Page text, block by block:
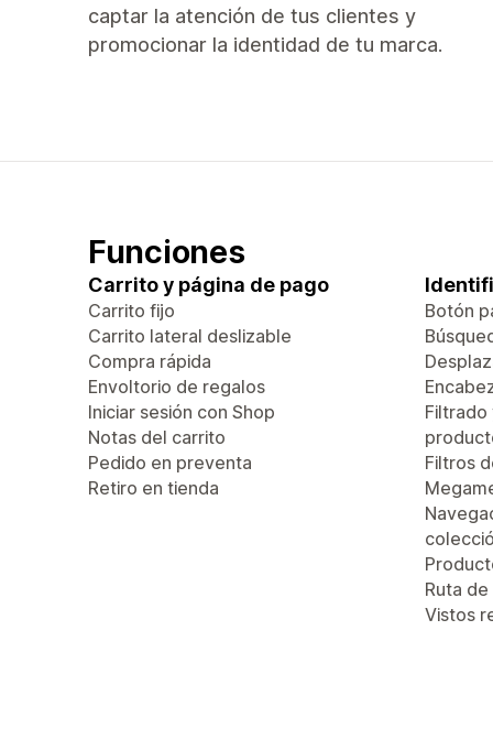
captar la atención de tus clientes y
promocionar la identidad de tu marca.
Funciones
Carrito y página de pago
Carrito fijo
Carrito lateral deslizable
Compra rápida
Envoltorio de regalos
Iniciar sesión con Shop
Notas del carrito
Pedido en preventa
Retiro en tienda
Botón
Filtrado
Filtros
Ruta
Vistos